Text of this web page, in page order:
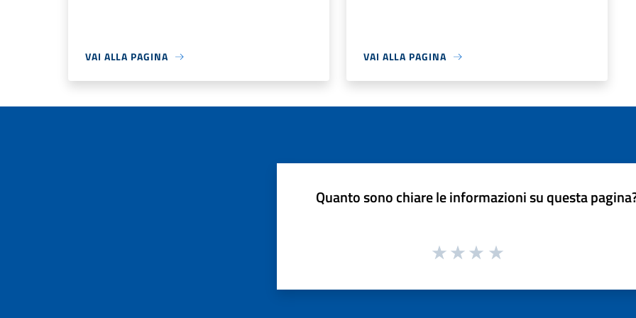
VAI ALLA PAGINA VAI ALLA PAGINA
Quanto sono chiare le informazioni su questa